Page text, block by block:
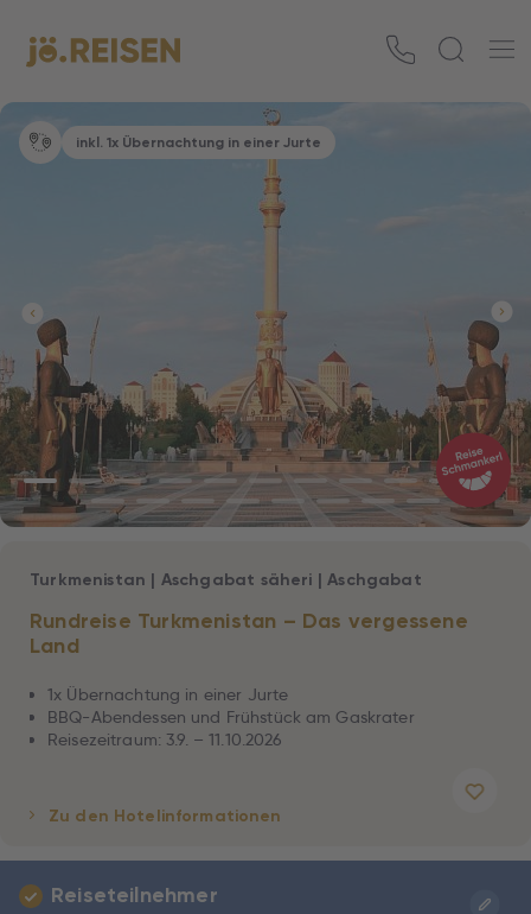
inkl. 1x Übernachtung in einer Jurte
Rundreise Turkmenistan – Das vergessene
Land
Turkmenistan | Aschgabat säheri |Aschgabat
1x Übernachtung in einer Jurte
BBQ-Abendessen und Frühstück am Gaskrater
Reisezeitraum: 3.9. – 11.10.2026
Zu den Hotelinformationen
Reiseteilnehmer